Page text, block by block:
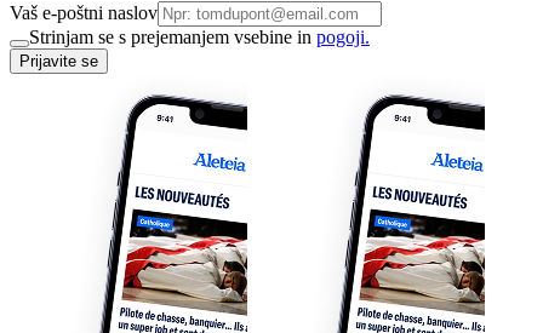
Vaš e-poštni naslov
Strinjam se s prejemanjem vsebine in pogoji.
Prijavite se